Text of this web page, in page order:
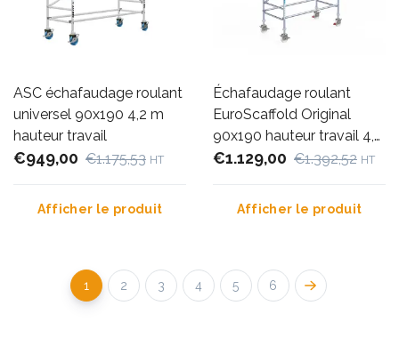
ASC échafaudage roulant
universel 90x190 4,2 m
hauteur travail
€949,00 €1.175,53 HT
Afficher le produit
Échafaudage roulant
EuroScaffold Original
90x190 hauteur travail 4,2
m
€1.129,00 €1.392,52 HT
Afficher le produit
1 2 3 4 5 6